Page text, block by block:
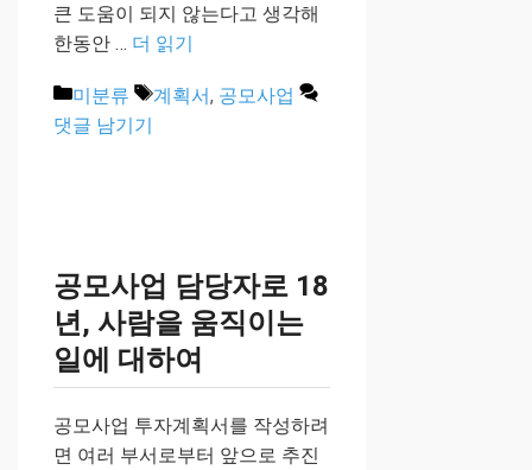
큰 도움이 되지 않는다고 생각해
한동안 … 더 읽기
카
테
미분류
태
계획서, 공모사업
댓글 남기기
공모사업 담당자로 18
년, 사람을 움직이는
일에 대하여
공모사업 투자계획서를 작성하려
면 여러 부서로부터 앞으로 추진